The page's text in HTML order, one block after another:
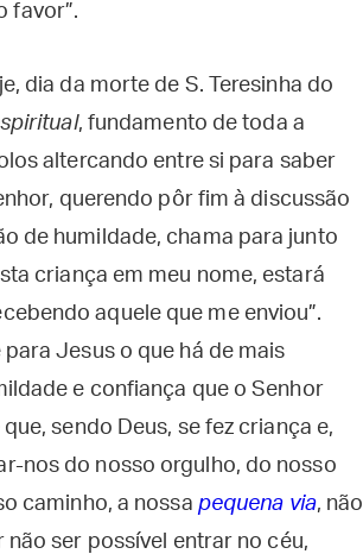
favor”.
dia da morte de S. Teresinha do
, fundamento de toda a
altercando entre si para saber
querendo pôr fim à discussão
de humildade, chama para junto
criança em meu nome, estará
aquele que me enviou”.
Jesus o que há de mais
e confiança que o Senhor
sendo Deus, se fez criança e,
nos do nosso orgulho, do nosso
caminho, a nossa pequena via, não
ser possível entrar no céu,